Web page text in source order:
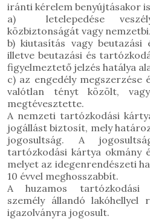
iránti kérelem benyújtásakor is
a) letelepedése
közbiztonságát vagy
b)kiutasítás vagy
illetve beutazási és
figyelmeztető jelzés hatálya
c) az engedély megszerzése
valótlan tényt közölt,
megtévesztette.
A nemzeti tartózkodási
jogállást biztosít, mely
jogosultság. A
tartózkodási kártya okmány
melyet az idegenrendészeti
10 évvel meghosszabbít.
A huzamos tartózkodási
személy állandó lakóhellyel
igazolványra jogosult.